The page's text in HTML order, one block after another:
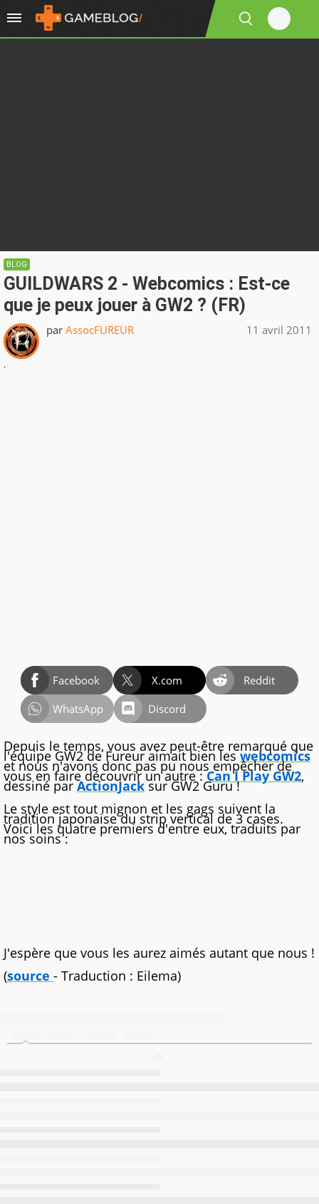
BLOG
GUILDWARS 2 - Webcomics : Est-ce
que je peux jouer à GW2 ? (FR)
par AssocFUREUR 11 avril 2011
.
Facebook X.com
Reddit
WhatsApp
Discord
Depuis le temps, vous avez peut-être remarqué que
l'équipe GW2 de Fureur aimait bien leswebcomics
et nous n'avons donc pas pu nous empêcher de
vous en faire découvrir un autre :Can I Play GW2,
dessiné parActionJacksur GW2 Guru !
Le style est tout mignon et les gags suivent la
tradition japonaise du strip vertical de 3 cases.
Voici les quatre premiers d'entre eux, traduits par
nos soins :
J'espère que vous les aurez aimés autant que nous !
(source - Traduction : Eilema)